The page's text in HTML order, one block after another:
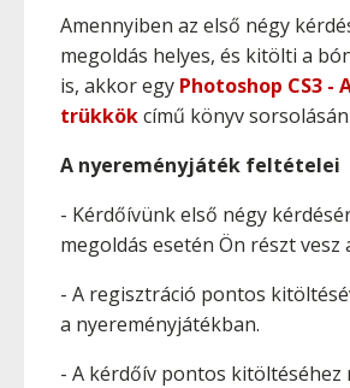
Amennyiben az első négy
megoldás helyes, és kitölti a
is, akkor egy Photoshop CS3 -
trükkökcímű könyv
A nyereményjáték feltételei
- Kérdőívünk első négy
megoldás esetén Ön részt vesz
- A regisztráció pontos
a nyereményjátékban.
- A kérdőív pontos